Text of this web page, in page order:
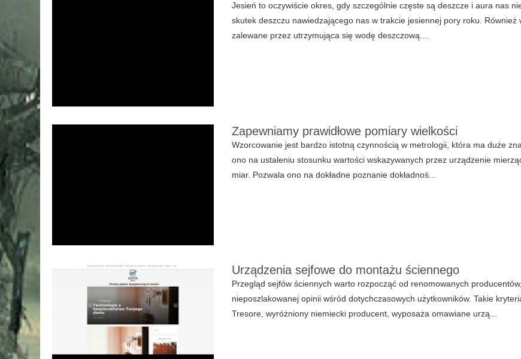
Jesień to oczywiście okres, gdy szczególnie częste są deszcze i aura nas
skutek deszczu nawiedzającego nas w trakcie jesiennej pory roku.
zalewane przez utrzymująca się wodę deszczową....
Zapewniamy prawidłowe pomiary wielkości
Wzorcowanie jest bardzo istotną czynnością w metrologii, która ma duże
ono na ustaleniu stosunku wartości wskazywanych przez urządzenie
miar. Pozwala ono na dokładne poznanie dokładnoś...
Urządzenia sejfowe do montażu ściennego
Przegląd sejfów ściennych warto rozpocząć od renomowanych
nieposzlakowanej opinii wśród dotychczasowych użytkowników. Takie
Tresore, wyróżniony niemiecki producent, wyposaża omawiane urzą...